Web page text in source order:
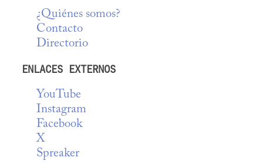
¿Quiénes somos?
Contacto
Directorio
ENLACES EXTERNOS
YouTube
Instagram
Facebook
X
Spreaker